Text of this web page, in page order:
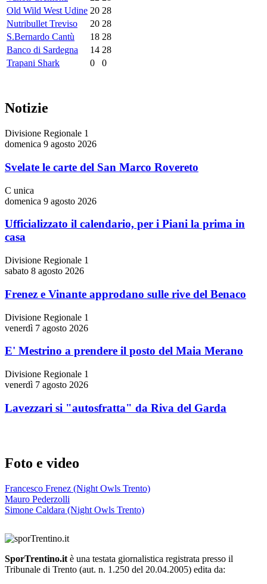
Old Wild West Udine 20 28
Nutribullet Treviso
20 28
S.Bernardo Cantù
18 28
Banco di Sardegna
14 28
Trapani Shark
0 0
Notizie
Divisione Regionale 1
domenica 9 agosto 2026
Svelate le carte del San Marco Rovereto
C unica
domenica 9 agosto 2026
Ufficializzato il calendario, per i Piani la prima in
casa
Divisione Regionale 1
sabato 8 agosto 2026
Frenez e Vinante approdano sulle rive del Benaco
Divisione Regionale 1
venerdì 7 agosto 2026
E' Mestrino a prendere il posto del Maia Merano
Divisione Regionale 1
venerdì 7 agosto 2026
Lavezzari si "autosfratta" da Riva del Garda
Foto e video
Francesco Frenez (Night Owls Trento)
Mauro Pederzolli
Simone Caldara (Night Owls Trento)
SporTrentino.it è una testata giornalistica registrata presso il
Tribunale di Trento (aut. n. 1.250 del 20.04.2005) edita da: